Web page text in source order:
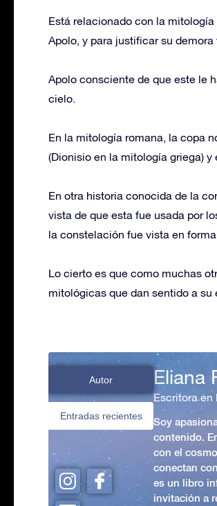
Está relacionado con la
Apolo, y para justificar su
Apolo consciente de que este le
cielo.
En la mitología romana, la copa
(Dionisio en la mitología griega) y
En otra historia conocida de la
vista de que esta fue usada por
la constelación fue vista en
Lo cierto es que como muchas
mitológicas que dan sentido a
Autor
Entradas recientes
Eliana
Escritora en
Soy
contenido.
con el
conectan
es un libro
invitación a